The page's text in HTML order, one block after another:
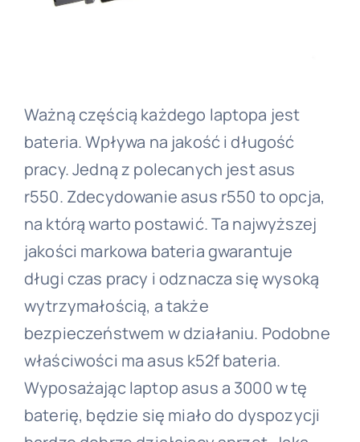
Ważną częścią każdego laptopa jest
bateria. Wpływa na jakość i długość
pracy. Jedną z polecanych jest asus
r550. Zdecydowanie asus r550 to opcja,
na którą warto postawić. Ta najwyższej
jakości markowa bateria gwarantuje
długi czas pracy i odznacza się wysoką
wytrzymałością, a także
bezpieczeństwem w działaniu. Podobne
właściwości ma asus k52f bateria.
Wyposażając laptop asus a 3000 w tę
baterię, będzie się miało do dyspozycji